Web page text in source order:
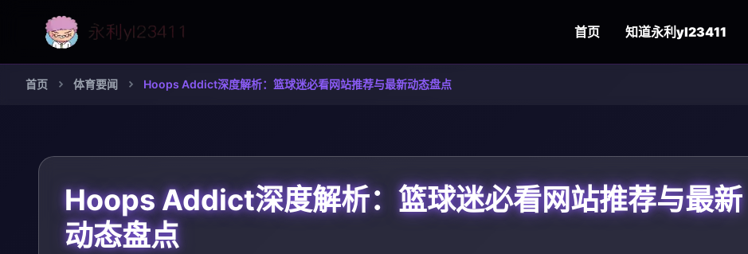
首页 知道永利yl23411
首页 体育要闻 Hoops Addict深度解析：篮球迷必看网站推荐与最新动态盘点
Hoops Addict深度解析：篮球迷必看网站推荐与最新
动态盘点